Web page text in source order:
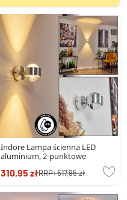
Indore Lampa ścienna LED
aluminium, 2-punktowe
310,95 złRRP:517,95 zł